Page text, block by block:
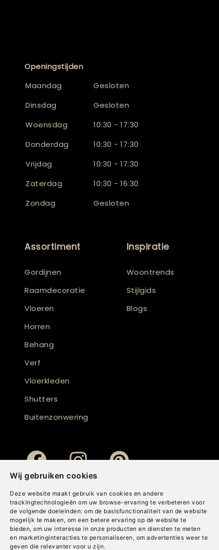
Wij gebruiken cookies
Deze website maakt gebruik van cookies en andere
trackingtechnologieën om uw browse-ervaring te verbeteren voor
de volgende doeleinden: om de basisfunctionaliteit van de website
mogelijk te maken , om een betere ervaring op de website te
bieden, om uw interesse in onze producten en diensten te meten
en marketinginteracties te personaliseren , om advertenties weer te
geven die relevanter voor u zijn.
Openingstijden
Maandag
Gesloten
Dinsdag
Gesloten
Woensdag
10:30 - 17:30
Donderdag
10:30 - 17:30
Vrijdag
10:30 - 17:30
Zaterdag
10:30 - 16:30
Zondag
Gesloten
Assortiment
Gordijnen
Raamdecoratie
Vloeren
Horren
Behang
Verf
Vloerkleden
Shutters
Buitenzonwering
Inspiratie
Woontrends
Stijlgids
Blogs